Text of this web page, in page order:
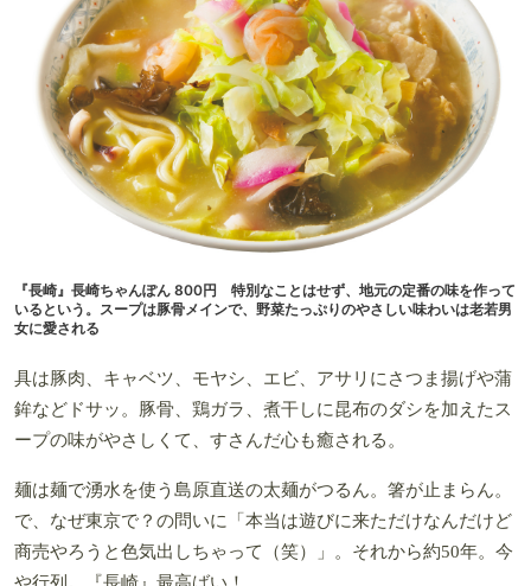
『長崎』長崎ちゃんぽん 800円 特別なことはせず、地元の定番の味を作って
いるという。スープは豚骨メインで、野菜たっぷりのやさしい味わいは老若男
女に愛される
具は豚肉、キャベツ、モヤシ、エビ、アサリにさつま揚げや蒲
鉾などドサッ。豚骨、鶏ガラ、煮干しに昆布のダシを加えたス
ープの味がやさしくて、すさんだ心も癒される。
麺は麺で湧水を使う島原直送の太麺がつるん。箸が止まらん。
で、なぜ東京で？の問いに「本当は遊びに来ただけなんだけど
商売やろうと色気出しちゃって（笑）」。それから約50年。今
や行列。『長崎』最高ばい！